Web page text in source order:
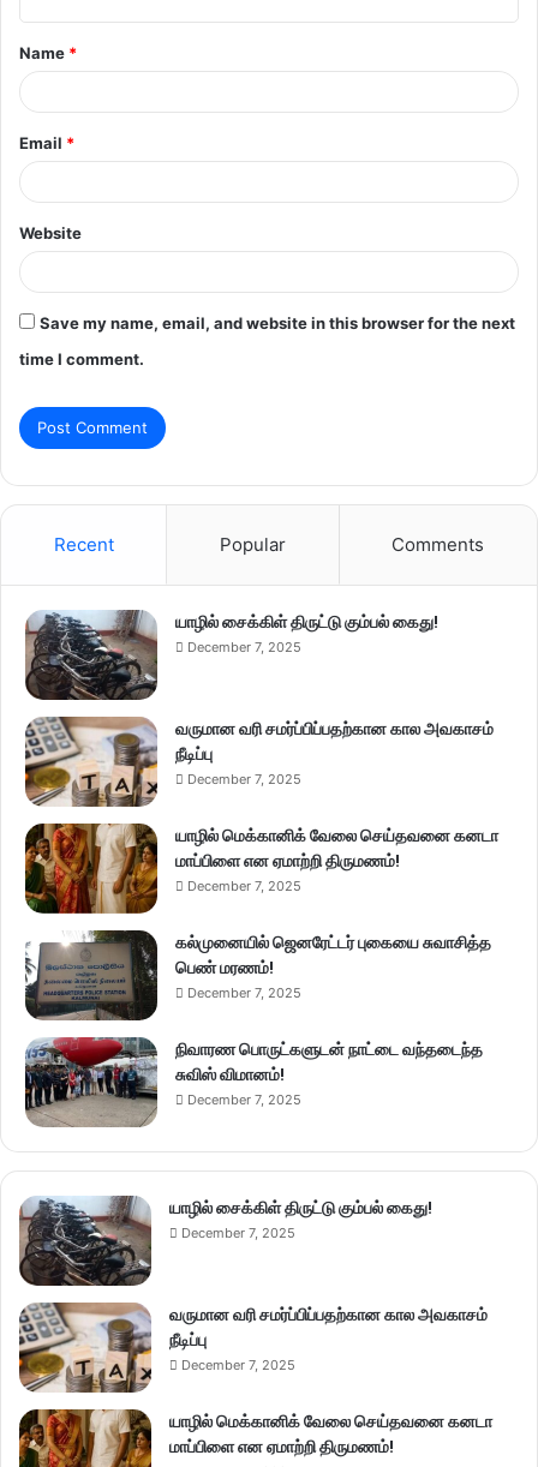
t
*
Name *
Email *
Website
Save my name, email, and website in this browser for the next
time I comment.
Recent Popular Comments
யாழில் சைக்கிள் திருட்டு கும்பல் கைது!
December 7, 2025
வருமான வரி சமர்ப்பிப்பதற்கான கால அவகாசம்
நீடிப்பு
December 7, 2025
யாழில் மெக்கானிக் வேலை செய்தவனை கனடா
மாப்பிளை என ஏமாற்றி திருமணம்!
December 7, 2025
கல்முனையில் ஜெனரேட்டர் புகையை சுவாசித்த
பெண் மரணம்!
December 7, 2025
நிவாரண பொருட்களுடன் நாட்டை வந்தடைந்த
சுவிஸ் விமானம்!
December 7, 2025
யாழில் சைக்கிள் திருட்டு கும்பல் கைது!
December 7, 2025
வருமான வரி சமர்ப்பிப்பதற்கான கால அவகாசம்
நீடிப்பு
December 7, 2025
யாழில் மெக்கானிக் வேலை செய்தவனை கனடா
மாப்பிளை என ஏமாற்றி திருமணம்!